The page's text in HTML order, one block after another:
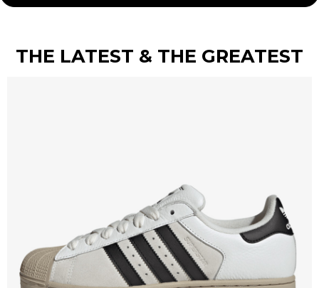
THE LATEST & THE GREATEST